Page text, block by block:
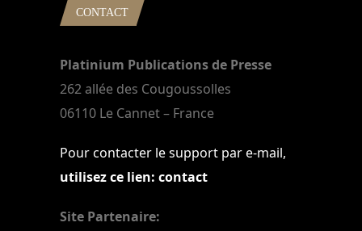
CONTACT
Platinium Publications de Presse
262 allée des Cougoussolles
06110 Le Cannet – France
Pour contacter le support par e-mail,
utilisez ce lien: contact
Site Partenaire: